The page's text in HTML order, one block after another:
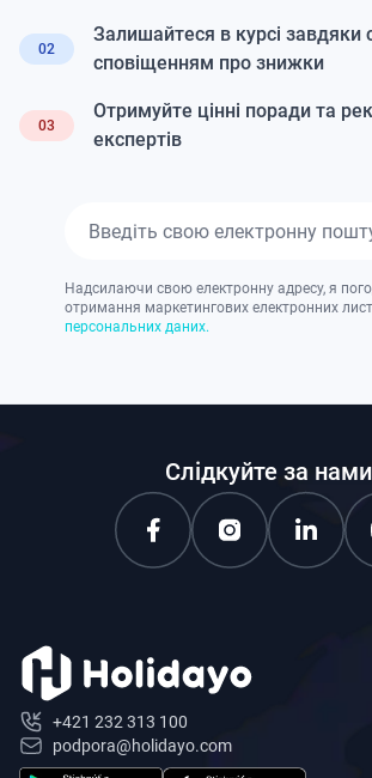
02
Залишайтеся в курсі завдяки
сповіщенням про знижки
03
Отримуйте цінні поради та
експертів
Надсилаючи свою електронну адресу, я
отримання маркетингових електронних
персональних даних.
Слідкуйте за нами
+421 232 313 100
podpora@holidayo.com